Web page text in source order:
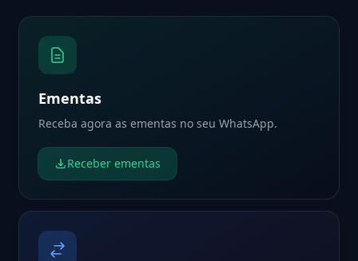
Ementas
Receba agora as ementas no seu WhatsApp.
Receber ementas